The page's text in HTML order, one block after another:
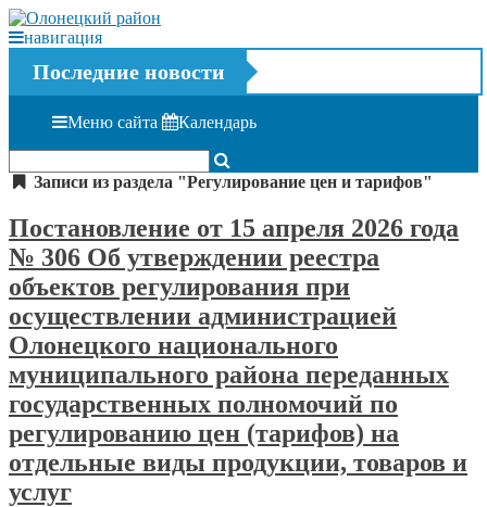
навигация
Последние новости
Меню сайта Календарь
Записи из раздела "Регулирование цен и тарифов"
Постановление от 15 апреля 2026 года
№ 306 Об утверждении реестра
объектов регулирования при
осуществлении администрацией
Олонецкого национального
муниципального района переданных
государственных полномочий по
регулированию цен (тарифов) на
отдельные виды продукции, товаров и
услуг